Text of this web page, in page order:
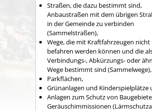
Straßen, die dazu bestimmt sind,
Anbaustraßen mit dem übrigen
in der Gemeinde zu verbinden
(Sammelstraßen),
Wege, die mit Kraftfahrzeugen nicht
befahren werden können und die
Verbindungs-, Abkürzungs- oder
Wege bestimmt sind (Sammelwege),
Parkflächen,
Grünanlagen und Kinderspielplätze
Anlagen zum Schutz von
Geräuschimmissionen